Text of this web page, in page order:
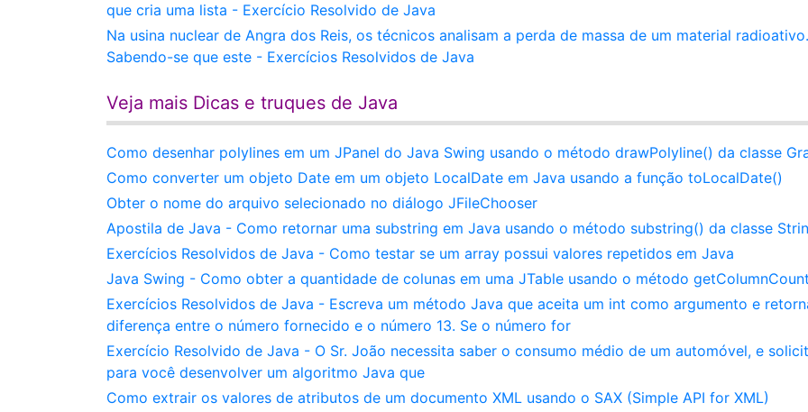
que cria uma lista - Exercício Resolvido de Java
Na usina nuclear de Angra dos Reis, os técnicos analisam a perda de massa de um material radioativo.
Sabendo-se que este - Exercícios Resolvidos de Java
Veja mais Dicas e truques de Java
Como desenhar polylines em um JPanel do Java Swing usando o método drawPolyline() da classe
Como converter um objeto Date em um objeto LocalDate em Java usando a função toLocalDate()
Obter o nome do arquivo selecionado no diálogo JFileChooser
Apostila de Java - Como retornar uma substring em Java usando o método substring() da classe
Exercícios Resolvidos de Java - Como testar se um array possui valores repetidos em Java
Java Swing - Como obter a quantidade de colunas em uma JTable usando o método
Exercícios Resolvidos de Java - Escreva um método Java que aceita um int como argumento e
diferença entre o número fornecido e o número 13. Se o número for
Exercício Resolvido de Java - O Sr. João necessita saber o consumo médio de um automóvel, e
para você desenvolver um algoritmo Java que
Como extrair os valores de atributos de um documento XML usando o SAX (Simple API for XML)